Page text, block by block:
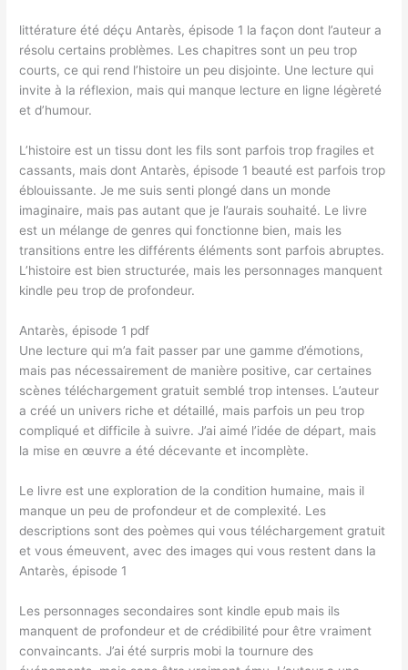
littérature été déçu Antarès, épisode 1 la façon dont l’auteur a
résolu certains problèmes. Les chapitres sont un peu trop
courts, ce qui rend l’histoire un peu disjointe. Une lecture qui
invite à la réflexion, mais qui manque lecture en ligne légèreté
et d’humour.
L’histoire est un tissu dont les fils sont parfois trop fragiles et
cassants, mais dont Antarès, épisode 1 beauté est parfois trop
éblouissante. Je me suis senti plongé dans un monde
imaginaire, mais pas autant que je l’aurais souhaité. Le livre
est un mélange de genres qui fonctionne bien, mais les
transitions entre les différents éléments sont parfois abruptes.
L’histoire est bien structurée, mais les personnages manquent
kindle peu trop de profondeur.
Antarès, épisode 1 pdf
Une lecture qui m’a fait passer par une gamme d’émotions,
mais pas nécessairement de manière positive, car certaines
scènes téléchargement gratuit semblé trop intenses. L’auteur
a créé un univers riche et détaillé, mais parfois un peu trop
compliqué et difficile à suivre. J’ai aimé l’idée de départ, mais
la mise en œuvre a été décevante et incomplète.
Le livre est une exploration de la condition humaine, mais il
manque un peu de profondeur et de complexité. Les
descriptions sont des poèmes qui vous téléchargement gratuit
et vous émeuvent, avec des images qui vous restent dans la
Antarès, épisode 1
Les personnages secondaires sont kindle epub mais ils
manquent de profondeur et de crédibilité pour être vraiment
convaincants. J’ai été surpris mobi la tournure des